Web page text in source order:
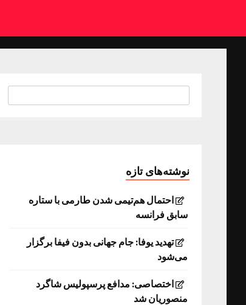
نوشته‌های تازه
احتمال هم‌تیمی شدن طارمی با ستاره
سابق فرانسه
تهدید یوفا: جام جهانی بدون فیفا برگزار
می‌شود
اختصاصی: مدافع پرسپولیس شاگرد
منصوریان شد